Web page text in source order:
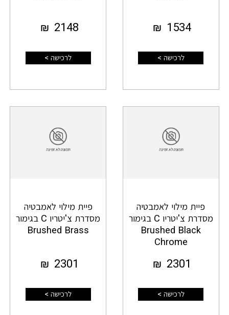
1534
₪
לרכישה >
2148
₪
לרכישה >
פיית מילוי לאמבטיה
מסדרת צ'יטריו C בגימור
Brushed Black
Chrome
2301
₪
לרכישה >
פיית מילוי לאמבטיה
מסדרת צ'יטריו C בגימור
Brushed Brass
2301
₪
לרכישה >